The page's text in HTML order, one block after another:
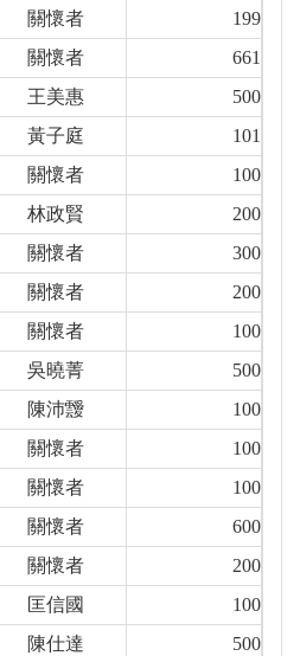
關懷者
199
關懷者
661
王美惠
500
黃子庭
101
關懷者
100
林政賢
200
關懷者
300
關懷者
200
關懷者
100
吳曉菁
500
陳沛靉
100
關懷者
100
關懷者
100
關懷者
600
關懷者
200
匡信國
100
陳仕達
500